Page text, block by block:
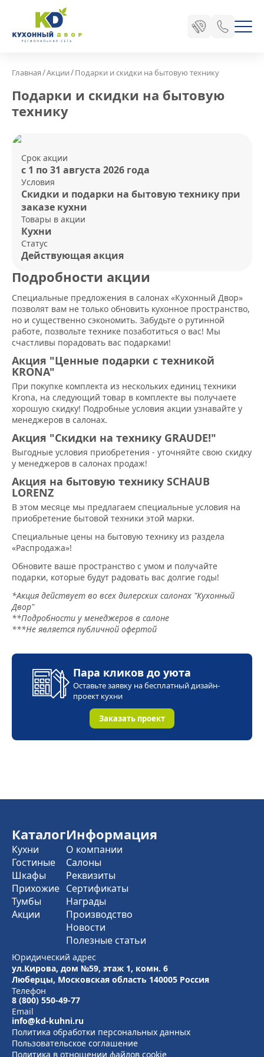
Главная/Акции/Подарки и скидки на бытовую технику
Подарки и скидки на бытовую
технику
Срок акции
с 1 по 31 августа 2026 года
Условия
Скидки и подарки на бытовую технику при
заказе кухни
Товары в акции
Кухни
Статус
Действующая акция
Подробности акции
Специальные предложения в салонах «Кухонный Двор»
позволят вам не только обновить кухонное пространство,
но и существенно сэкономить. Забудьте о рутинной
работе, позвольте технике позаботиться о вас! Мы
счастливы порадовать вас подарками!
Акция "Ценные подарки с техникой
KRONA"
При покупке комплекта из нескольких единиц техники
Krona, на следующий товар в комплекте вы получаете
хорошую скидку! Подробные условия акции узнавайте у
менеджеров в салонах.
Акция "Скидки на технику GRAUDE!"
Выгодные условия приобретения - уточняйте свою скидку
у менеджеров в салонах продаж!
Акция на бытовую технику SCHAUB
LORENZ
В этом месяце мы предлагаем специальные условия на
приобретение бытовой техники этой марки.
Специальные цены на бытовую технику из раздела
«Распродажа»!
Обновите ваше пространство с умом и получайте
подарки, которые будут радовать вас долгие годы!
*Акция действует во всех дилерских салонах "Кухонный
Двор"
**Подробности у менеджеров в салоне
***Не является публичной офертой
Пара кликов до уюта
Оставьте заявку на бесплатный дизайн-
проект кухни
Заказать проект
Каталог
Кухни
Гостиные
Шкафы
Прихожие
Тумбы
Акции
Информация
О компании
Салоны
Реквизиты
Сертификаты
Награды
Производство
Новости
Полезные статьи
Юридический адрес
ул.Кирова, дом №59, этаж 1, комн. 6
Люберцы, Московская область 140005 Россия
Телефон
8 (800) 550-49-77
Email
info@kd-kuhni.ru
Политика обработки персональных данных
Пользовательское соглашение
Политика в отношении файлов cookie